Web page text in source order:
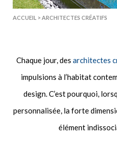
ACCUEIL >ARCHITECTES CRÉATIFS
Chaque jour, des architectes
impulsions à l’habitat
design. C’est pourquoi,
personnalisée, la forte
élément